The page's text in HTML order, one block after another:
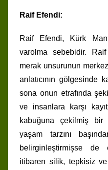
Raif Efendi:
Raif Efendi, Kürk
varolma sebebidir.
merak unsurunun
anlatıcının gölgesinde
sona onun etrafında
ve insanlara karşı
kabuğuna çekilmiş
yaşam tarzını
belirginleştirmişse de
itibaren silik, tepkisiz